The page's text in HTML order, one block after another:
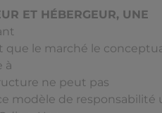
ET HÉBERGEUR, UNE
le marché le
à
ne peut pas
ce modèle de